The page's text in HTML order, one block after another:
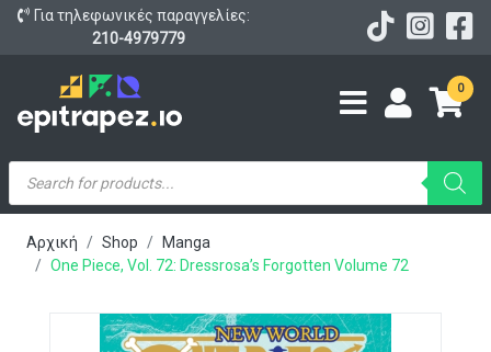
Για τηλεφωνικές παραγγελίες:
210-4979779
0
Products
search
Αρχική Shop
Manga
One Piece, Vol. 72: Dressrosa’s Forgotten Volume 72